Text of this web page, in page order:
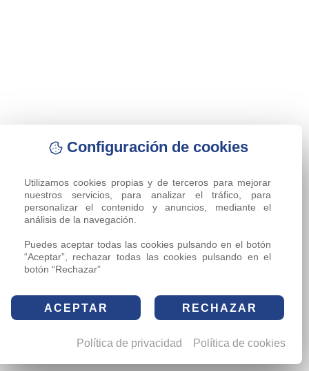
Configuración de cookies
Utilizamos cookies propias y de terceros para mejorar
nuestros servicios, para analizar el tráfico, para
personalizar el contenido y anuncios, mediante el
análisis de la navegación.
Puedes aceptar todas las cookies pulsando en el botón
“Aceptar”, rechazar todas las cookies pulsando en el
botón “Rechazar”
ACEPTAR RECHAZAR
Política de privacidad Política de cookies